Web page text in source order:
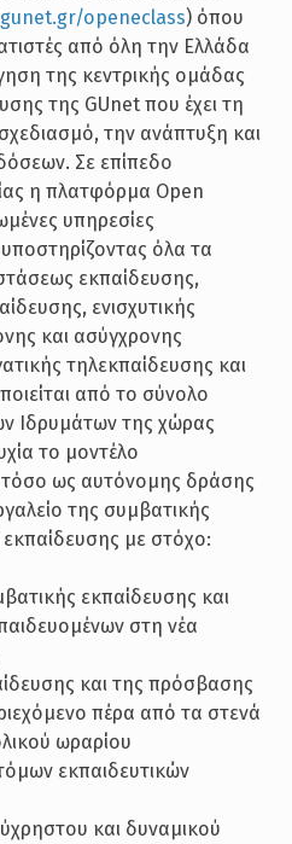
openeclass) όπου
από όλη την Ελλάδα
της κεντρικής ομάδας
της GUnet που έχει τη
την ανάπτυξη και
Σε επίπεδο
η πλατφόρμα Open
υπηρεσίες
όλα τα
εκπαίδευσης,
ενισχυτικής
και ασύγχρονης
τηλεκπαίδευσης και
από το σύνολο
Ιδρυμάτων της χώρας
το μοντέλο
ως αυτόνομης δράσης
της συμβατικής
με στόχο:
εκπαίδευσης και
στη νέα
και της πρόσβασης
πέρα από τα στενά
ωραρίου
εκπαιδευτικών
και δυναμικού